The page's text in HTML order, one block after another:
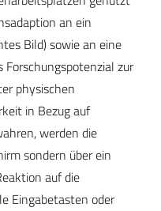
an ein
Bild) sowie an eine
zur
physischen
in Bezug auf
werden die
sondern über ein
auf die
Eingabetasten oder